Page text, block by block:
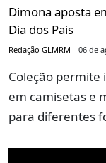
Dimona aposta
Dia dos Pais
Redação GLMRM 06 de
Coleção
em camisetas e
para diferentes